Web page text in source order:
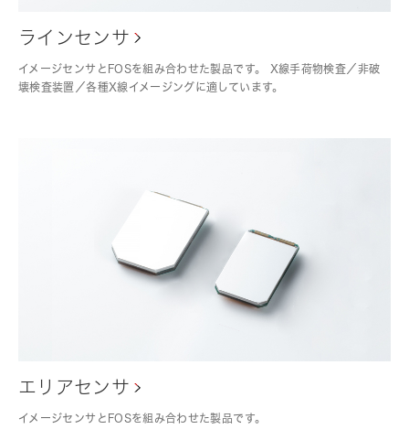
ラインセンサ
イメージセンサとFOSを組み合わせた製品です。 X線手荷物検査／非破
壊検査装置／各種X線イメージングに適しています。
エリアセンサ
イメージセンサとFOSを組み合わせた製品です。